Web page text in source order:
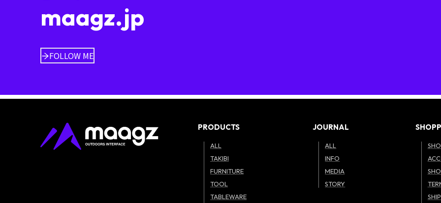
maagz.jp
FOLLOW ME
PRODUCTS
ALL
TAKIBI
FURNITURE
TOOL
TABLEWARE
JOURNAL
ALL
INFO
MEDIA
STORY